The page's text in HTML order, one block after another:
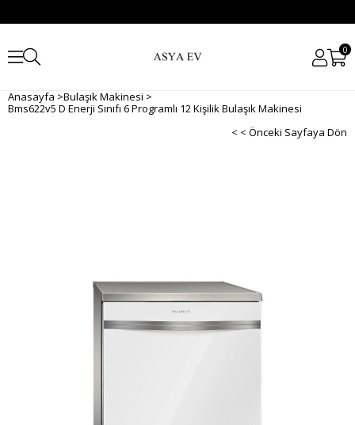
0
Anasayfa >Bulaşık Makinesi >
Bms622v5 D Enerji Sınıfı 6 Programlı 12 Kişilik Bulaşık Makinesi
< < Önceki Sayfaya Dön